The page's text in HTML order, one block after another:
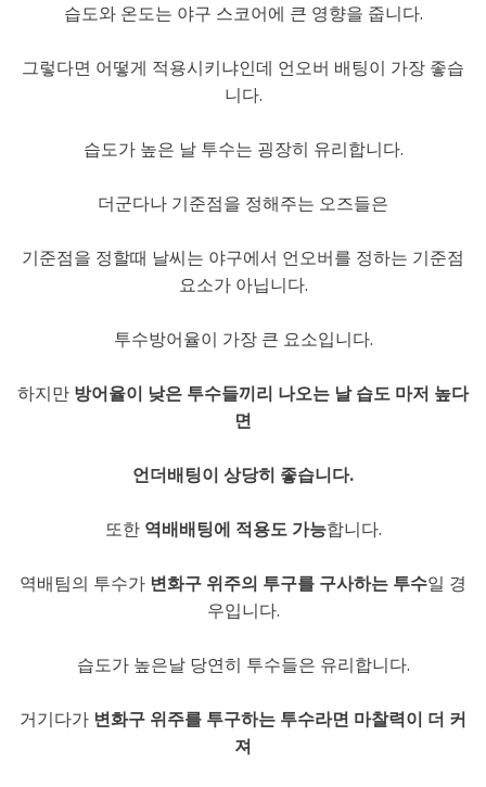
습도와 온도는 야구 스코어에 큰 영향을 줍니다.
그렇다면 어떻게 적용시키냐인데 언오버 배팅이 가장 좋습
니다.
습도가 높은 날 투수는 굉장히 유리합니다.
더군다나 기준점을 정해주는 오즈들은
기준점을 정할때 날씨는 야구에서 언오버를 정하는 기준점
요소가 아닙니다.
투수방어율이 가장 큰 요소입니다.
하지만 방어율이 낮은 투수들끼리 나오는 날 습도 마저 높다
면
언더배팅이 상당히 좋습니다.
또한 역배배팅에 적용도 가능합니다.
역배팀의 투수가 변화구 위주의 투구를 구사하는 투수일 경
우입니다.
습도가 높은날 당연히 투수들은 유리합니다.
거기다가 변화구 위주를 투구하는 투수라면 마찰력이 더 커
져